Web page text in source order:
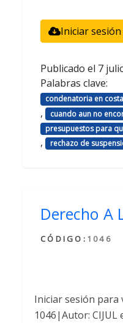
Iniciar
Publicado el 7
Palabras clave:
condenatoria en
, cuando aun no
presupuestos para
, rechazo de
Derecho A
CÓDIGO: 1046
Iniciar sesión para
1046|Autor: CIJUL